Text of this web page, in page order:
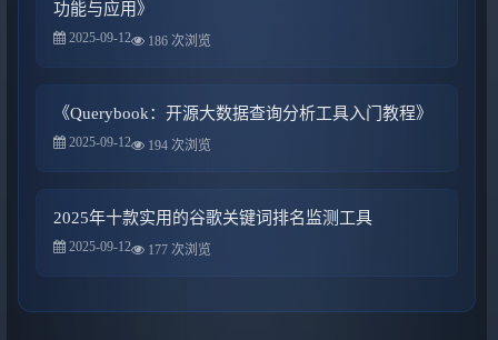
功能与应用》
2025-09-12 186 次浏览
《Querybook：开源大数据查询分析工具入门教程》
2025-09-12 194 次浏览
2025年十款实用的谷歌关键词排名监测工具
2025-09-12 177 次浏览